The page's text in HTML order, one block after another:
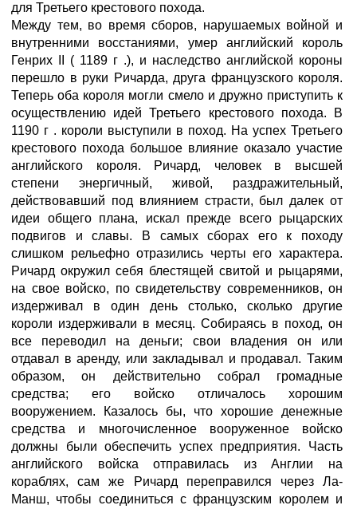
для Третьего крестового похода.
Между тем, во время сборов, нарушаемых войной и
внутренними восстаниями, умер английский король
Генрих II ( 1189 г .), и наследство английской короны
перешло в руки Ричарда, друга французского короля.
Теперь оба короля могли смело и дружно приступить к
осуществлению идей Третьего крестового похода. В
1190 г . короли выступили в поход. На успех Третьего
крестового похода большое влияние оказало участие
английского короля. Ричард, человек в высшей
степени энергичный, живой, раздражительный,
действовавший под влиянием страсти, был далек от
идеи общего плана, искал прежде всего рыцарских
подвигов и славы. В самых сборах его к походу
слишком рельефно отразились черты его характера.
Ричард окружил себя блестящей свитой и рыцарями,
на свое войско, по свидетельству современников, он
издерживал в один день столько, сколько другие
короли издерживали в месяц. Собираясь в поход, он
все переводил на деньги; свои владения он или
отдавал в аренду, или закладывал и продавал. Таким
образом, он действительно собрал громадные
средства; его войско отличалось хорошим
вооружением. Казалось бы, что хорошие денежные
средства и многочисленное вооруженное войско
должны были обеспечить успех предприятия. Часть
английского войска отправилась из Англии на
кораблях, сам же Ричард переправился через Ла-
Манш, чтобы соединиться с французским королем и